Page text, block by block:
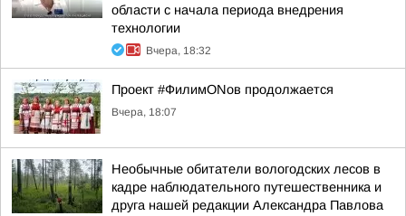
области с начала периода внедрения
технологии
Вчера, 18:32
Проект #ФилимONов продолжается
Вчера, 18:07
Необычные обитатели вологодских лесов в
кадре наблюдательного путешественника и
друга нашей редакции Александра Павлова